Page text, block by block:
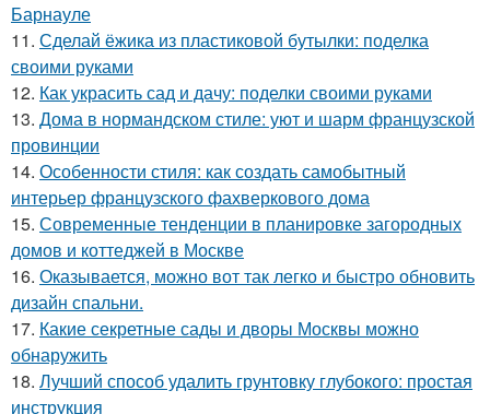
Барнауле
11. Сделай ёжика из пластиковой бутылки: поделка
своими руками
12. Как украсить сад и дачу: поделки своими руками
13. Дома в нормандском стиле: уют и шарм французской
провинции
14. Особенности стиля: как создать самобытный
интерьер французского фахверкового дома
15. Современные тенденции в планировке загородных
домов и коттеджей в Москве
16. Оказывается, можно вот так легко и быстро обновить
дизайн спальни.
17. Какие секретные сады и дворы Москвы можно
обнаружить
18. Лучший способ удалить грунтовку глубокого: простая
инструкция